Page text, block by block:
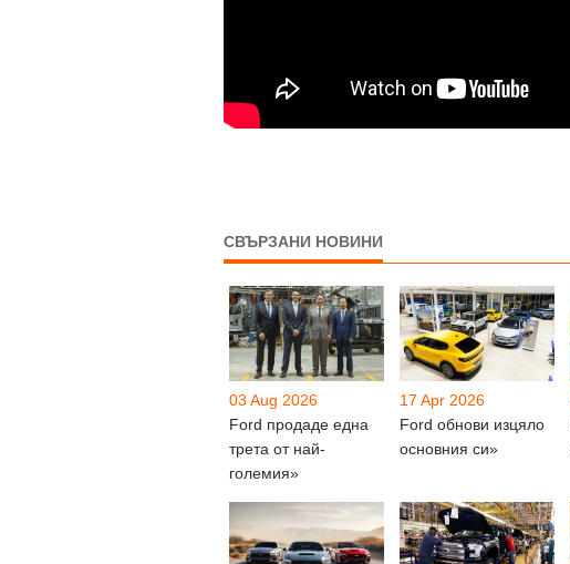
СВЪРЗАНИ НОВИНИ
03 Aug 2026
Ford продаде една
трета от най-
големия»
17 Apr 2026
Ford обнови изцяло
основния си»